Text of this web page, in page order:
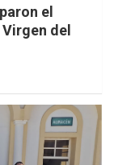
el
del